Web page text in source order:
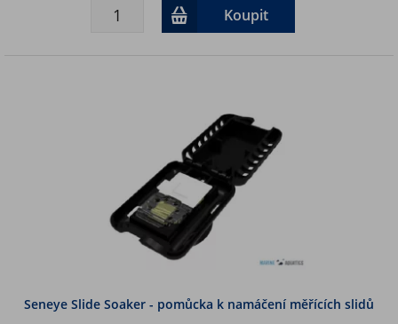
Koupit
Seneye Slide Soaker - pomůcka k namáčení měřících slidů